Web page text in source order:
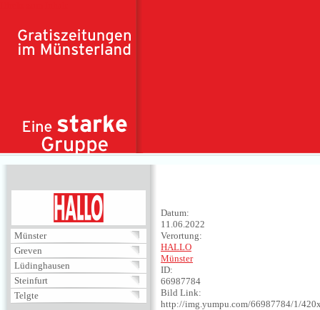
Münster
Greven
Lüdinghausen
Steinfurt
Telgte
Datum:
11.06.2022
Verortung:
HALLO
Münster
ID:
66987784
Bild Link:
http://img.yumpu.com/66987784/1/